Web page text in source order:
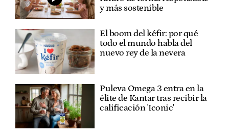
y más sostenible
El boom del kéfir: por qué
todo el mundo habla del
nuevo rey de la nevera
Puleva Omega 3 entra en la
élite de Kantar tras recibir la
calificación 'Iconic'